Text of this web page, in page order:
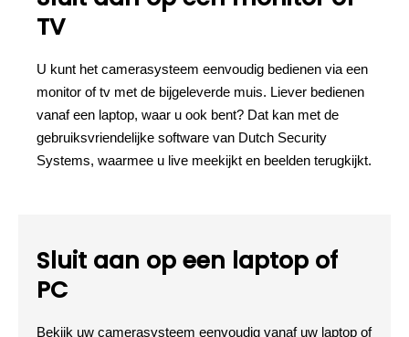
TV
U kunt het camerasysteem eenvoudig bedienen via een
monitor of tv met de bijgeleverde muis. Liever bedienen
vanaf een laptop, waar u ook bent? Dat kan met de
gebruiksvriendelijke software van Dutch Security
Systems, waarmee u live meekijkt en beelden terugkijkt.
Sluit aan op een laptop of
PC
Bekijk uw camerasysteem eenvoudig vanaf uw laptop of